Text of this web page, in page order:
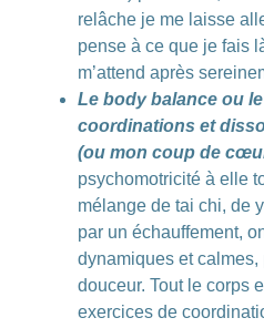
relâche je me laisse
pense à ce que je fais
m’attend après
Le body balance ou
coordinations et
(ou mon coup de
psychomotricité à elle
mélange de tai chi, de
par un échauffement,
dynamiques et
douceur. Tout le corps
exercices de